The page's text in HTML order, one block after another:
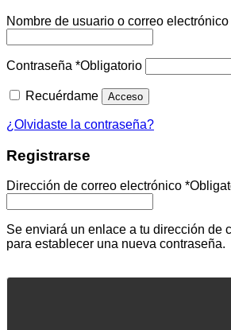
Nombre de usuario o correo electrónico
Contraseña *Obligatorio
Recuérdame Acceso
¿Olvidaste la contraseña?
Registrarse
Dirección de correo electrónico *
Se enviará un enlace a tu dirección de
para establecer una nueva contraseña.